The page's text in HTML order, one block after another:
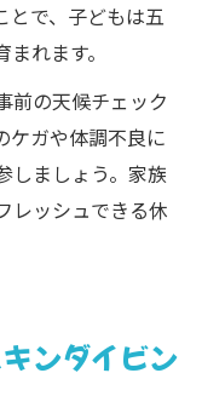
とで、子どもは五
れます。
前の天候チェック
ケガや体調不良に
しましょう。家族
レッシュできる休
ンダイビン